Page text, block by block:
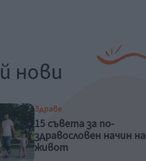
нови
Здраве
15 съвета за по-
здравословен начин на
живот